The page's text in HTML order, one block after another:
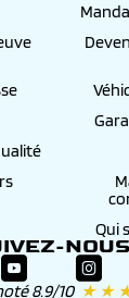
Qui
NOUS
8.9/10 ★ ★